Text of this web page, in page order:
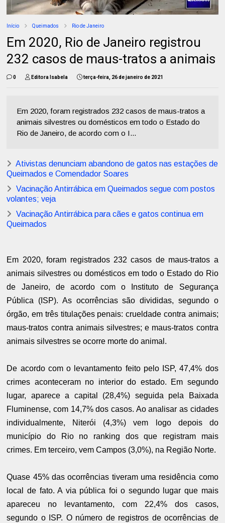
Início Queimados Rio de Janeiro
Em 2020, Rio de Janeiro registrou
232 casos de maus-tratos a animais
0 Editora Isabela terça-feira, 26 de janeiro de 2021
Em 2020, foram registrados 232 casos de maus-tratos a
animais silvestres ou domésticos em todo o Estado do
Rio de Janeiro, de acordo com o I...
Ativistas denunciam abandono de gatos nas estações de
Queimados e Comendador Soares
Vacinação Antirrábica em Queimados segue com postos
volantes; veja
Vacinação Antirrábica para cães e gatos continua em
Queimados
Em 2020, foram registrados 232 casos de maus-tratos a
animais silvestres ou domésticos em todo o Estado do Rio
de Janeiro, de acordo com o Instituto de Segurança
Pública (ISP). As ocorrências são divididas, segundo o
órgão, em três titulações penais: crueldade contra animais;
maus-tratos contra animais silvestres; e maus-tratos contra
animais silvestres se ocorre morte do animal.
De acordo com o levantamento feito pelo ISP, 47,4% dos
crimes aconteceram no interior do estado. Em segundo
lugar, aparece a capital (28,4%) seguida pela Baixada
Fluminense, com 14,7% dos casos. Ao analisar as cidades
individualmente, Niterói (4,3%) vem logo depois do
município do Rio no ranking dos que registram mais
crimes. Em terceiro, vem Campos (3,0%), na Região Norte.
Quase 45% das ocorrências tiveram uma residência como
local de fato. A via pública foi o segundo lugar que mais
apareceu no levantamento, com 22,4% dos casos,
segundo o ISP. O número de registros de ocorrências de